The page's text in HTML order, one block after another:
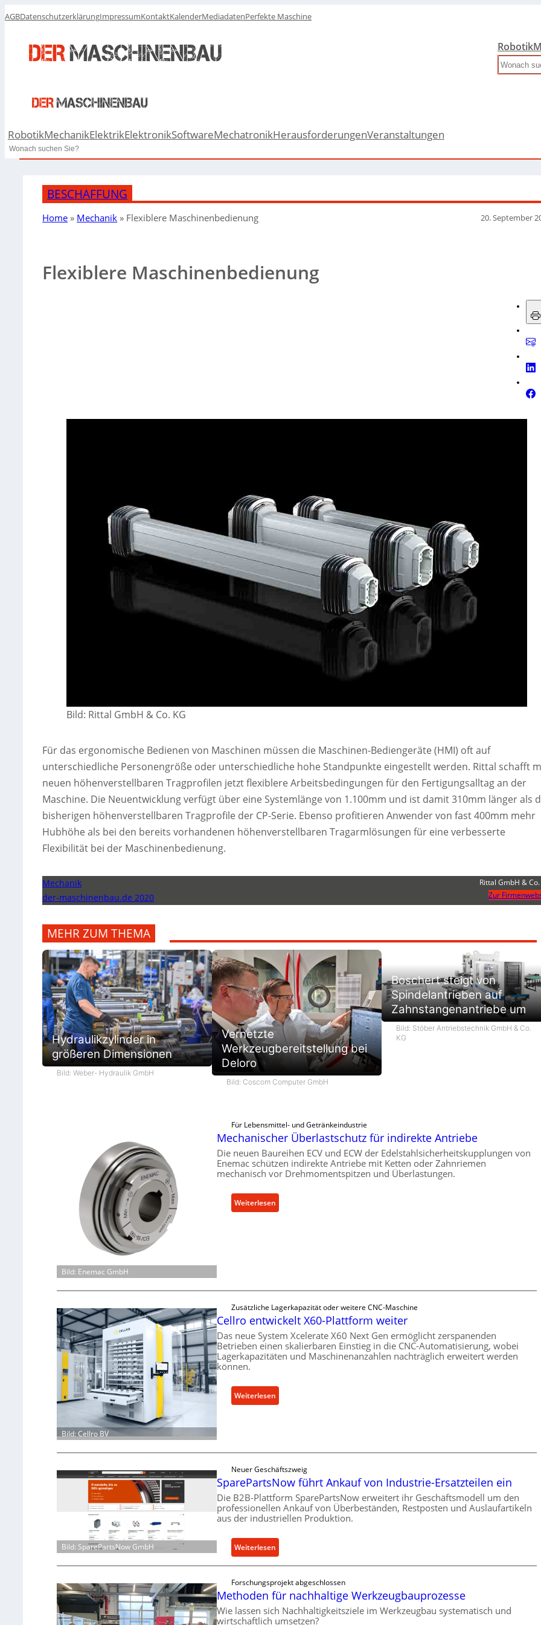
AGBDatenschutzerklärungImpressumKontaktKalenderMediadatenPerfekte Maschine
Robotik
Search
RobotikMechanikElektrikElektronikSoftwareMechatronikHerausforderungenVeranstaltungen
Search
BESCHAFFUNG
Home » Mechanik » Flexiblere Maschinenbedienung 20. September
Flexiblere Maschinenbedienung
Bild: Rittal GmbH & Co. KG
Für das ergonomische Bedienen von Maschinen müssen die Maschinen-Bediengeräte (HMI) oft auf
unterschiedliche Personengröße oder unterschiedliche hohe Standpunkte eingestellt werden. Rittal schafft
neuen höhenverstellbaren Tragprofilen jetzt flexiblere Arbeitsbedingungen für den Fertigungsalltag an der
Maschine. Die Neuentwicklung verfügt über eine Systemlänge von 1.100mm und ist damit 310mm länger als
bisherigen höhenverstellbaren Tragprofile der CP-Serie. Ebenso profitieren Anwender von fast 400mm mehr
Hubhöhe als bei den bereits vorhandenen höhenverstellbaren Tragarmlösungen für eine verbesserte
Flexibilität bei der Maschinenbedienung.
Mechanik
der-maschinenbau.de 2020
Rittal GmbH & Co.
Zur
MEHR ZUM THEMA
Hydraulikzylinder in
größeren Dimensionen
Bild: Weber- Hydraulik GmbH
Vernetzte
Werkzeugbereitstellung bei
Deloro
Bild: Coscom Computer GmbH
Boschert steigt von
Spindelantrieben auf
Zahnstangenantriebe um
Bild: Stöber Antriebstechnik GmbH & Co.
KG
Bild: Enemac GmbH
Für Lebensmittel- und Getränkeindustrie
Mechanischer Überlastschutz für indirekte Antriebe
Die neuen Baureihen ECV und ECW der Edelstahlsicherheitskupplungen von
Enemac schützen indirekte Antriebe mit Ketten oder Zahnriemen
mechanisch vor Drehmomentspitzen und Überlastungen.
Weiterlesen:
M
i
c
e
r
e
r
t
s
c
h
u
t
f
ü
i
n
d
i
Bild: Cellro BV
Zusätzliche Lagerkapazität oder weitere CNC-Maschine
Cellro entwickelt X60-Plattform weiter
Das neue System Xcelerate X60 Next Gen ermöglicht zerspanenden
Betrieben einen skalierbaren Einstieg in die CNC-Automatisierung, wobei
Lagerkapazitäten und Maschinenanzahlen nachträglich erweitert werden
können.
Weiterlesen:
C
o
e
n
t
w
c
k
l
t
X
Bild: SparePartsNow GmbH
Neuer Geschäftszweig
SparePartsNow führt Ankauf von Industrie-Ersatzteilen ein
Die B2B-Plattform SparePartsNow erweitert ihr Geschäftsmodell um den
professionellen Ankauf von Überbeständen, Restposten und Auslaufartikeln
aus der industriellen Produktion.
Weiterlesen:
S
a
r
e
Forschungsprojekt abgeschlossen
Methoden für nachhaltige Werkzeugbauprozesse
Wie lassen sich Nachhaltigkeitsziele im Werkzeugbau systematisch und
wirtschaftlich umsetzen?